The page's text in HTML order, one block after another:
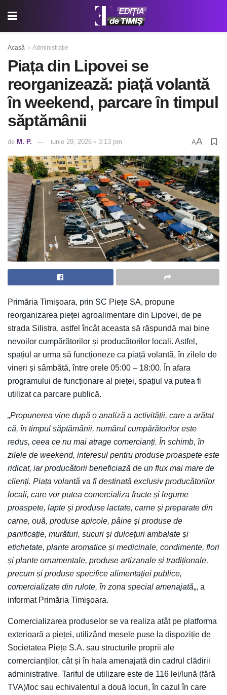
Acasă Administrație
Piața din Lipovei se
reorganizează: piață volantă
în weekend, parcare în timpul
săptămânii
de M. P. iunie 29, 2026 ◦ 3:13 pm AA
Primăria Timișoara, prin SC Piețe SA, propune
reorganizarea pieței agroalimentare din Lipovei, de pe
strada Silistra, astfel încât aceasta să răspundă mai bine
nevoilor cumpărătorilor și producătorilor locali. Astfel,
spațiul ar urma să funcționeze ca piață volantă, în zilele de
vineri și sâmbătă, între orele 05:00 – 18:00. În afara
programului de funcționare al pieței, spațiul va putea fi
utilizat ca parcare publică.
„Propunerea vine după o analiză a activității, care a arătat
că, în timpul săptămânii, numărul cumpărătorilor este
redus, ceea ce nu mai atrage comercianți. În schimb, în
zilele de weekend, interesul pentru produse proaspete este
ridicat, iar producătorii beneficiază de un flux mai mare de
clienți. Piața volantă va fi destinată exclusiv producătorilor
locali, care vor putea comercializa fructe și legume
proaspete, lapte și produse lactate, carne și preparate din
carne, ouă, produse apicole, pâine și produse de
panificație, murături, sucuri și dulcețuri ambalate și
etichetate, plante aromatice și medicinale, condimente, flori
și plante ornamentale, produse artizanale și tradiționale,
precum și produse specifice alimentației publice,
comercializate din rulote, în zona special amenajată„, a
informat Primăria Timişoara.
Comercializarea produselor se va realiza atât pe platforma
exterioară a pieței, utilizând mesele puse la dispoziție de
Societatea Piețe S.A. sau structurile proprii ale
comercianților, cât și în hala amenajată din cadrul clădirii
administrative. Tariful de utilizare este de 116 lei/lună (fără
TVA)/loc sau echivalentul a două locuri, în cazul în care